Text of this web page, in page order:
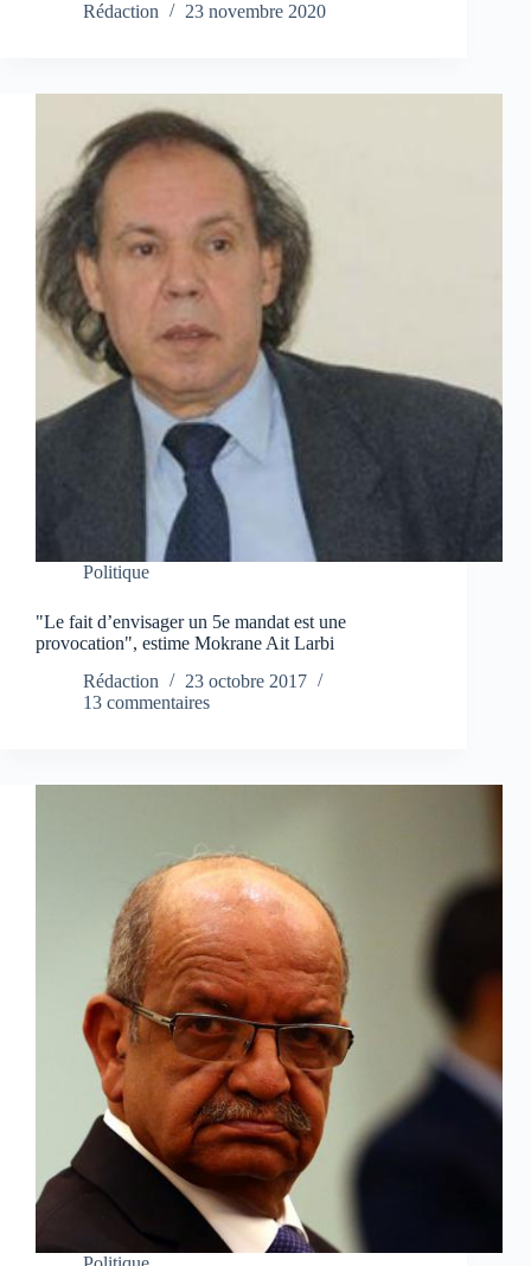
Rédaction
23 novembre 2020
Politique
"Le fait d’envisager un 5e mandat est une
provocation", estime Mokrane Ait Larbi
Rédaction
23 octobre 2017
13 commentaires